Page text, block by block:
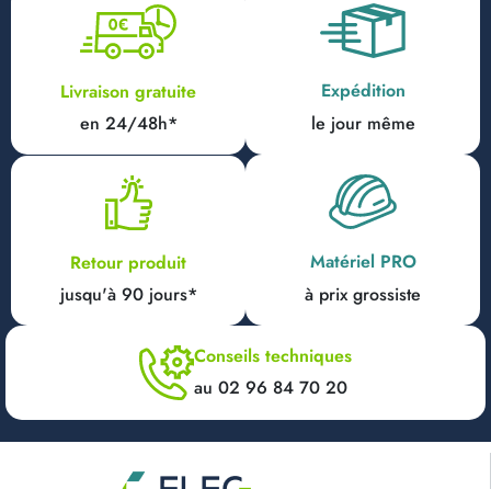
Livraison gratuite
en 24/48h*
Expédition
le jour même
Retour produit
jusqu'à 90 jours*
Matériel PRO
à prix grossiste
Conseils techniques
au 02 96 84 70 20